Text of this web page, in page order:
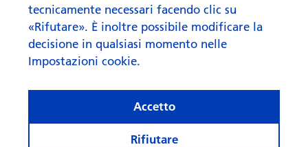
tecnicamente necessari facendo clic su
«Rifutare». È inoltre possibile modificare la
decisione in qualsiasi momento nelle
Impostazioni cookie.
Rifiutare
Accetto